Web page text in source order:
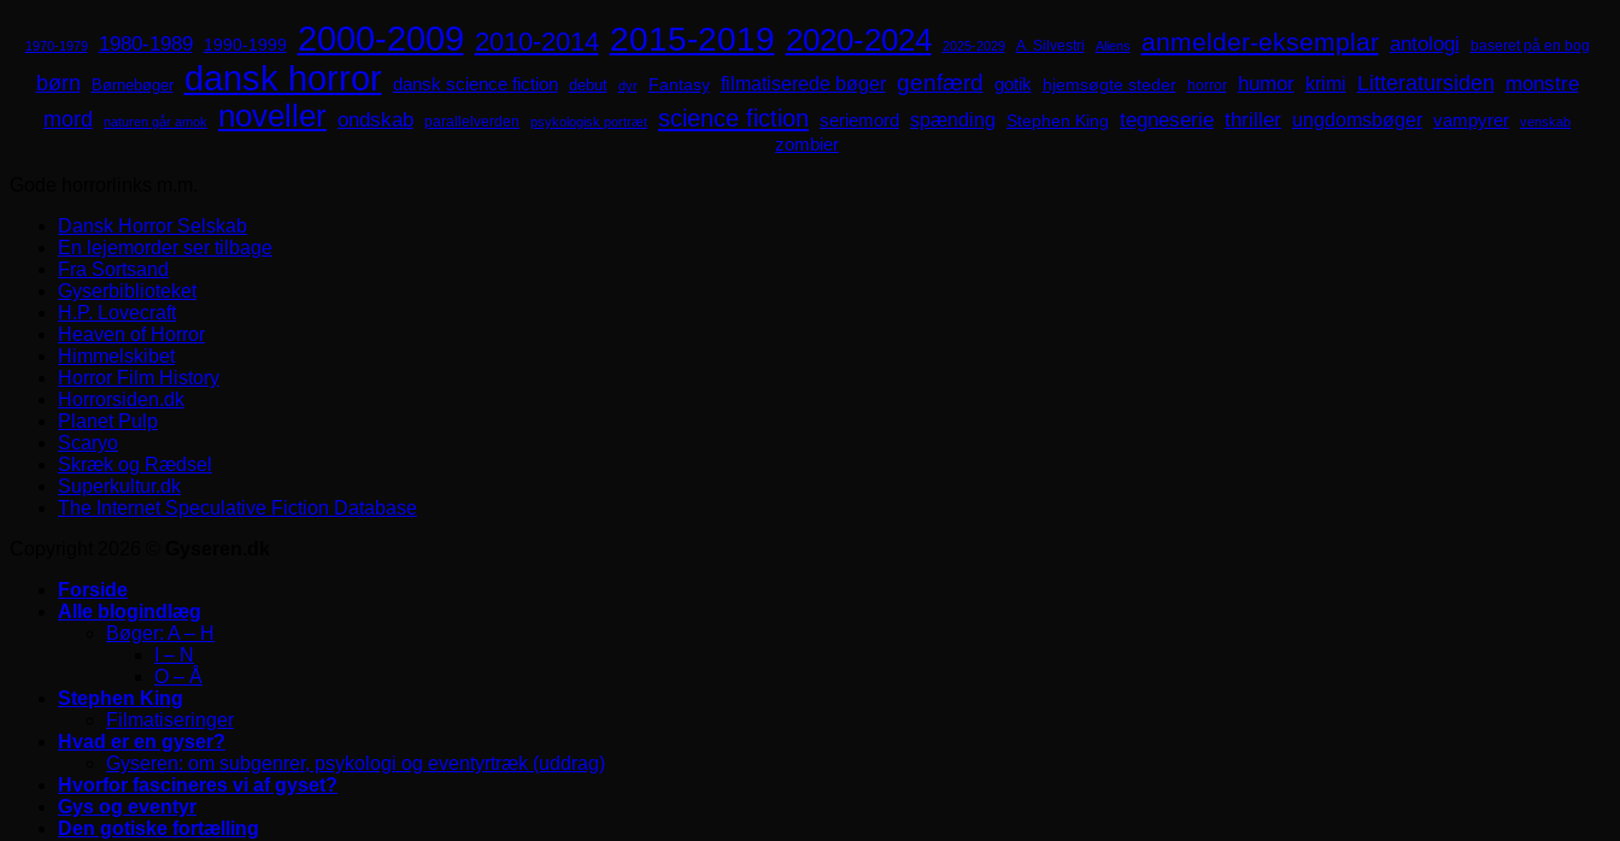
1970-1979 1980-1989 1990-1999 2000-2009 2010-2014 2015-2019 2020-2024 2025-2029 A. Silvestri Aliens anmelder-eksemplar antologi baseret på en bog
børn Børnebøger dansk horror dansk science fiction debut dyr Fantasy filmatiserede bøger genfærd gotik hjemsøgte steder horror humor krimi Litteratursiden monstre
mord naturen går amok noveller ondskab parallelverden psykologisk portræt science fiction seriemord spænding Stephen King tegneserie thriller ungdomsbøger vampyrer venskab
zombier
Dansk Horror Selskab
En lejemorder ser tilbage
Fra Sortsand
Gyserbiblioteket
H.P. Lovecraft
Heaven of Horror
Himmelskibet
Horror Film History
Horrorsiden.dk
Planet Pulp
Scaryo
Skræk og Rædsel
Superkultur.dk
The Internet Speculative Fiction Database
Forside
Alle blogindlæg
Bøger: A – H
I – N
O – Å
Stephen King
Filmatiseringer
Hvad er en gyser?
Gyseren: om subgenrer, psykologi og eventyrtræk (uddrag)
Hvorfor fascineres vi af gyset?
Gys og eventyr
Den gotiske fortælling